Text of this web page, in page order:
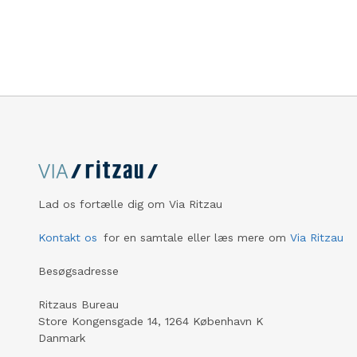
detailkæden gør STL allerede nu gør
De
Lad os fortælle dig om Via Ritzau
Kontakt os for en samtale eller læs mere om Via Ritzau
Besøgsadresse
Ritzaus Bureau
Store Kongensgade 14, 1264 København K
Danmark